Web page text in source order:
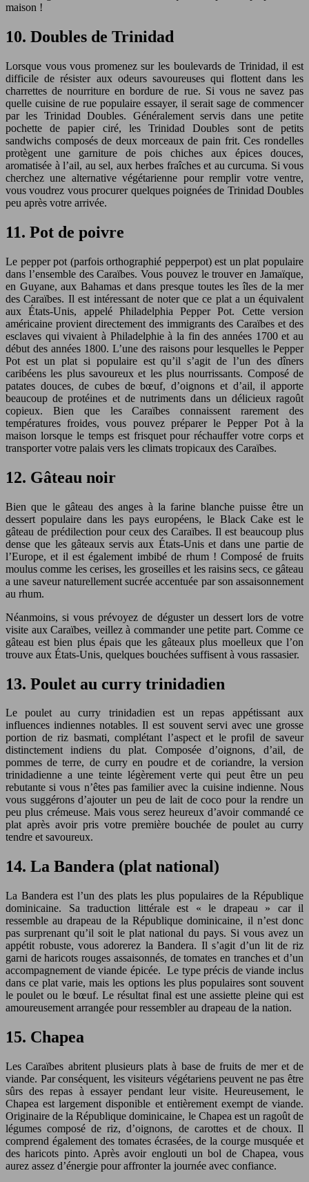
maison !
10. Doubles de Trinidad
Lorsque vous vous promenez sur les boulevards de Trinidad, il est
difficile de résister aux odeurs savoureuses qui flottent dans les
charrettes de nourriture en bordure de rue. Si vous ne savez pas
quelle cuisine de rue populaire essayer, il serait sage de commencer
par les Trinidad Doubles. Généralement servis dans une petite
pochette de papier ciré, les Trinidad Doubles sont de petits
sandwichs composés de deux morceaux de pain frit. Ces rondelles
protègent une garniture de pois chiches aux épices douces,
aromatisée à l’ail, au sel, aux herbes fraîches et au curcuma. Si vous
cherchez une alternative végétarienne pour remplir votre ventre,
vous voudrez vous procurer quelques poignées de Trinidad Doubles
peu après votre arrivée.
11. Pot de poivre
Le pepper pot (parfois orthographié pepperpot) est un plat populaire
dans l’ensemble des Caraïbes. Vous pouvez le trouver en Jamaïque,
en Guyane, aux Bahamas et dans presque toutes les îles de la mer
des Caraïbes. Il est intéressant de noter que ce plat a un équivalent
aux États-Unis, appelé Philadelphia Pepper Pot. Cette version
américaine provient directement des immigrants des Caraïbes et des
esclaves qui vivaient à Philadelphie à la fin des années 1700 et au
début des années 1800. L’une des raisons pour lesquelles le Pepper
Pot est un plat si populaire est qu’il s’agit de l’un des dîners
caribéens les plus savoureux et les plus nourrissants. Composé de
patates douces, de cubes de bœuf, d’oignons et d’ail, il apporte
beaucoup de protéines et de nutriments dans un délicieux ragoût
copieux. Bien que les Caraïbes connaissent rarement des
températures froides, vous pouvez préparer le Pepper Pot à la
maison lorsque le temps est frisquet pour réchauffer votre corps et
transporter votre palais vers les climats tropicaux des Caraïbes.
12. Gâteau noir
Bien que le gâteau des anges à la farine blanche puisse être un
dessert populaire dans les pays européens, le Black Cake est le
gâteau de prédilection pour ceux des Caraïbes. Il est beaucoup plus
dense que les gâteaux servis aux États-Unis et dans une partie de
l’Europe, et il est également imbibé de rhum ! Composé de fruits
moulus comme les cerises, les groseilles et les raisins secs, ce gâteau
a une saveur naturellement sucrée accentuée par son assaisonnement
au rhum.
Néanmoins, si vous prévoyez de déguster un dessert lors de votre
visite aux Caraïbes, veillez à commander une petite part. Comme ce
gâteau est bien plus épais que les gâteaux plus moelleux que l’on
trouve aux États-Unis, quelques bouchées suffisent à vous rassasier.
13. Poulet au curry trinidadien
Le poulet au curry trinidadien est un repas appétissant aux
influences indiennes notables. Il est souvent servi avec une grosse
portion de riz basmati, complétant l’aspect et le profil de saveur
distinctement indiens du plat. Composée d’oignons, d’ail, de
pommes de terre, de curry en poudre et de coriandre, la version
trinidadienne a une teinte légèrement verte qui peut être un peu
rebutante si vous n’êtes pas familier avec la cuisine indienne. Nous
vous suggérons d’ajouter un peu de lait de coco pour la rendre un
peu plus crémeuse. Mais vous serez heureux d’avoir commandé ce
plat après avoir pris votre première bouchée de poulet au curry
tendre et savoureux.
14. La Bandera (plat national)
La Bandera est l’un des plats les plus populaires de la République
dominicaine. Sa traduction littérale est « le drapeau » car il
ressemble au drapeau de la République dominicaine, il n’est donc
pas surprenant qu’il soit le plat national du pays. Si vous avez un
appétit robuste, vous adorerez la Bandera. Il s’agit d’un lit de riz
garni de haricots rouges assaisonnés, de tomates en tranches et d’un
accompagnement de viande épicée. Le type précis de viande inclus
dans ce plat varie, mais les options les plus populaires sont souvent
le poulet ou le bœuf. Le résultat final est une assiette pleine qui est
amoureusement arrangée pour ressembler au drapeau de la nation.
15. Chapea
Les Caraïbes abritent plusieurs plats à base de fruits de mer et de
viande. Par conséquent, les visiteurs végétariens peuvent ne pas être
sûrs des repas à essayer pendant leur visite. Heureusement, le
Chapea est largement disponible et entièrement exempt de viande.
Originaire de la République dominicaine, le Chapea est un ragoût de
légumes composé de riz, d’oignons, de carottes et de choux. Il
comprend également des tomates écrasées, de la courge musquée et
des haricots pinto. Après avoir englouti un bol de Chapea, vous
aurez assez d’énergie pour affronter la journée avec confiance.